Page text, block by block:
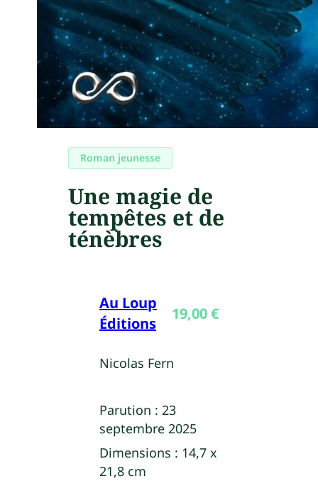
Roman jeunesse
Une magie de
tempêtes et de
ténèbres
Au Loup
Éditions
19,00€
Nicolas Fern
Parution : 23
septembre 2025
Dimensions : 14,7 x
21,8 cm